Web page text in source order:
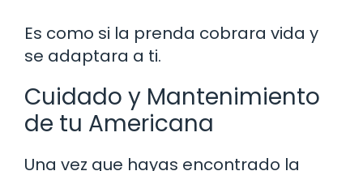
Es como si la prenda cobrara vida y
se adaptara a ti.
Cuidado y Mantenimiento
de tu Americana
Una vez que hayas encontrado la